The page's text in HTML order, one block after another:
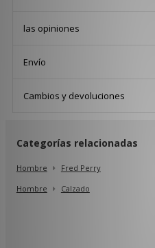
las opiniones
Envío
Cambios y devoluciones
Categorías relacionadas
Hombre
Fred Perry
Hombre
Calzado